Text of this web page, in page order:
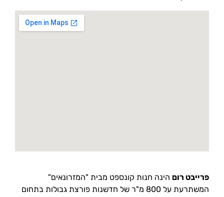
פרייבט רום הינה חנות קונספט מבית "המזרונאים"
המשתרעת על 800 מ"ר של חדשנות פורצת גבולות בתחום